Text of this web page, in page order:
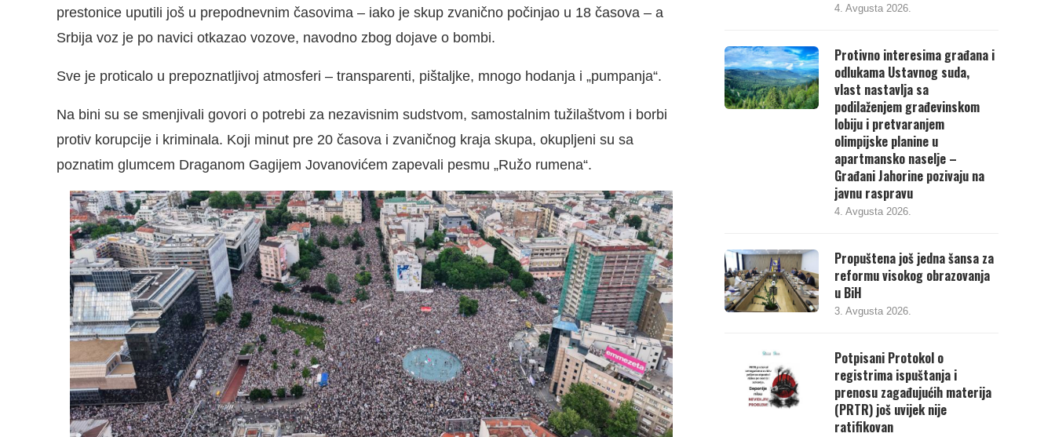
prestonice uputili još u prepodnevnim časovima – iako je skup zvanično počinjao u 18 časova – a
Srbija voz je po navici otkazao vozove, navodno zbog dojave o bombi.
Sve je proticalo u prepoznatljivoj atmosferi – transparenti, pištaljke, mnogo hodanja i „pumpanja“.
Na bini su se smenjivali govori o potrebi za nezavisnim sudstvom, samostalnim tužilaštvom i borbi
protiv korupcije i kriminala. Koji minut pre 20 časova i zvaničnog kraja skupa, okupljeni su sa
poznatim glumcem Draganom Gagijem Jovanovićem zapevali pesmu „Ružo rumena“.
4. Avgusta 2026.
Protivno interesima građana i
odlukama Ustavnog suda,
vlast nastavlja sa
podilaženjem građevinskom
lobiju i pretvaranjem
olimpijske planine u
apartmansko naselje –
Građani Jahorine pozivaju na
javnu raspravu
4. Avgusta 2026.
Propuštena još jedna šansa za
reformu visokog obrazovanja
u BiH
3. Avgusta 2026.
Potpisani Protokol o
registrima ispuštanja i
prenosu zagađujućih materija
(PRTR) još uvijek nije
ratifikovan